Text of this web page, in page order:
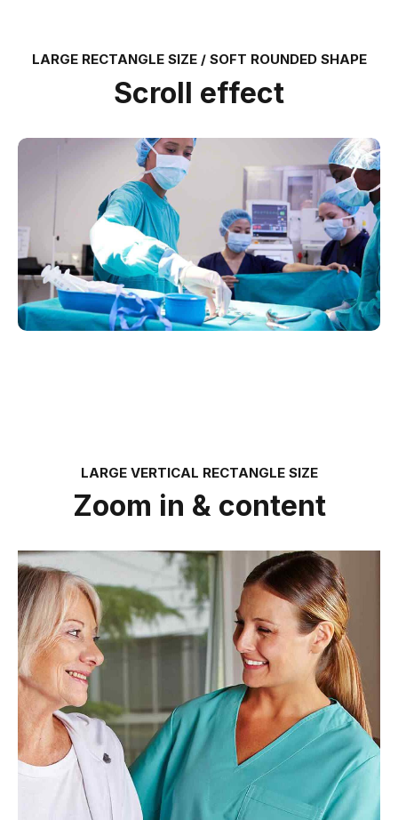
LARGE RECTANGLE SIZE / SOFT ROUNDED SHAPE
Scroll effect
LARGE VERTICAL RECTANGLE SIZE
Zoom in & content
Headline & Button